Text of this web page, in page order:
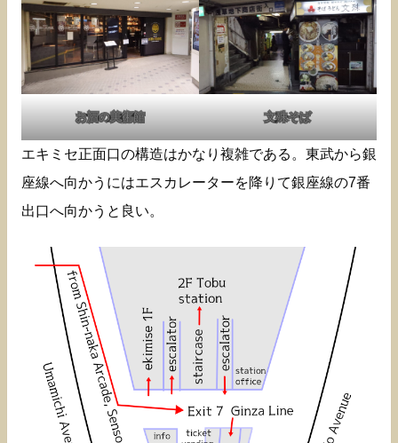
お酒の美術館 文殊そば
エキミセ正面口の構造はかなり複雑である。東武から銀
座線へ向かうにはエスカレーターを降りて銀座線の7番
出口へ向かうと良い。